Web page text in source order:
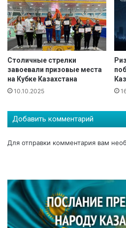
-
т
р
е
у
А
б
з
ж
г
е
в
в
е
р
Столичные стрелки
завоевали призовые места
на Кубке Казахстана
10.10.2025
Добавить комментарий
Для отправки комментария вам